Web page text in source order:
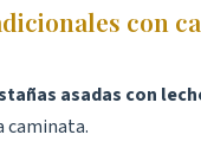
con
asadas con
caminata.